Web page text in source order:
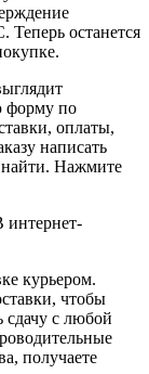
останется
форму по
оплаты,
написать
найти. Нажмите
интернет-
курьером.
чтобы
сдачу с любой
получаете